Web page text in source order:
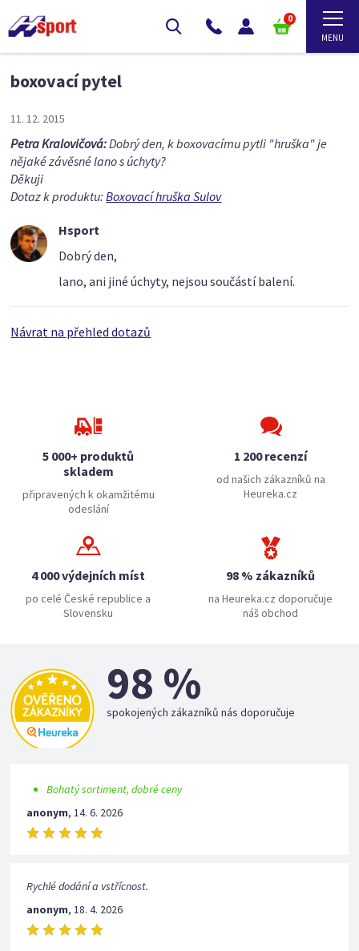
0
boxovací pytel
11. 12. 2015
Petra Kralovičová:Dobrý den, k boxovacímu pytli "hruška" je
nějaké závěsné lano s úchyty?
Děkuji
Dotaz k produktu:Boxovací hruška Sulov
Hsport
Dobrý den,
lano, ani jiné úchyty, nejsou součástí balení.
Návrat na přehled dotazů
5 000+ produktů
skladem
připravených k okamžitému
odeslání
1 200 recenzí
od našich zákazníků na
Heureka.cz
4 000 výdejních míst
po celé České republice a
Slovensku
98 % zákazníků
na Heureka.cz doporučuje
náš obchod
98 %
spokojených zákazníků nás doporučuje
Bohatý sortiment, dobré ceny
anonym,14. 6. 2026
Rychlé dodání a vstřícnost.
anonym,18. 4. 2026